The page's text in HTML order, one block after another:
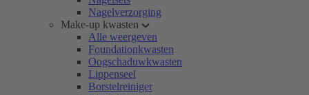
Nagelverzorging
Make-up kwasten
Alle weergeven
Foundationkwasten
Oogschaduwkwasten
Lippenseel
Borstelreiniger